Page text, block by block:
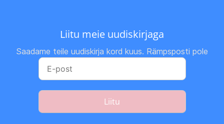
Liitu meie uudiskirjaga
Saadame teile uudiskirja kord kuus. Rämpsposti pole
Liitu